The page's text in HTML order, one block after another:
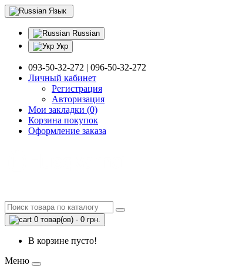
Язык
Russian
Укр
093-50-32-272 | 096-50-32-272
Личный кабинет
Регистрация
Авторизация
Мои закладки (0)
Корзина покупок
Оформление заказа
0 товар(ов) - 0 грн.
В корзине пусто!
Меню